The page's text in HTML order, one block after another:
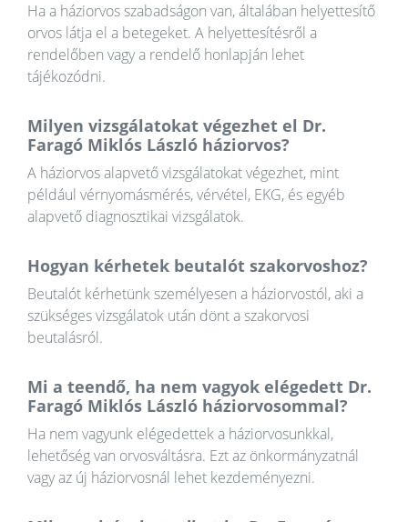
Ha a háziorvos szabadságon van, általában helyettesítő
orvos látja el a betegeket. A helyettesítésről a
rendelőben vagy a rendelő honlapján lehet
tájékozódni.
Milyen vizsgálatokat végezhet el Dr.
Faragó Miklós László háziorvos?
A háziorvos alapvető vizsgálatokat végezhet, mint
például vérnyomásmérés, vérvétel, EKG, és egyéb
alapvető diagnosztikai vizsgálatok.
Hogyan kérhetek beutalót szakorvoshoz?
Beutalót kérhetünk személyesen a háziorvostól, aki a
szükséges vizsgálatok után dönt a szakorvosi
beutalásról.
Mi a teendő, ha nem vagyok elégedett Dr.
Faragó Miklós László háziorvosommal?
Ha nem vagyunk elégedettek a háziorvosunkkal,
lehetőség van orvosváltásra. Ezt az önkormányzatnál
vagy az új háziorvosnál lehet kezdeményezni.